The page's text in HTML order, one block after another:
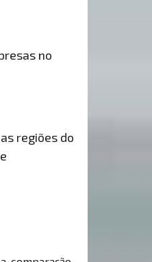
no
regiões do